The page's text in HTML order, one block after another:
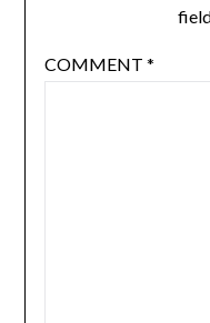
COMMENT *